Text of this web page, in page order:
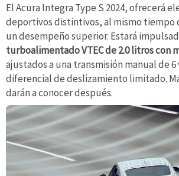
El Acura Integra Type S 2024, ofrecerá
deportivos distintivos, al mismo tiempo
un desempeño superior. Estará
turboalimentado VTEC de 2.0 litros con
ajustados a una transmisión manual de
diferencial de deslizamiento limitado.
darán a conocer después.